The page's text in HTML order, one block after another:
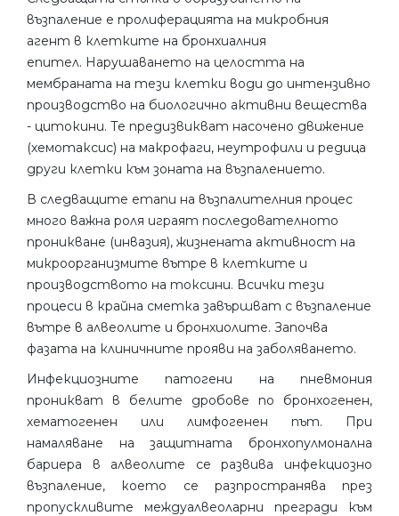
възпаление е пролиферацията на микробния
агент в клетките на бронхиалния
епител. Нарушаването на целостта на
мембраната на тези клетки води до интензивно
производство на биологично активни вещества
- цитокини. Те предизвикват насочено движение
(хемотаксис) на макрофаги, неутрофили и редица
други клетки към зоната на възпалението.
В следващите етапи на възпалителния процес
много важна роля играят последователното
проникване (инвазия), жизнената активност на
микроорганизмите вътре в клетките и
производството на токсини. Всички тези
процеси в крайна сметка завършват с възпаление
вътре в алвеолите и бронхиолите. Започва
фазата на клиничните прояви на заболяването.
Инфекциозните патогени на пневмония
проникват в белите дробове по бронхогенен,
хематогенен или лимфогенен път. При
намаляване на защитната бронхопулмонална
бариера в алвеолите се развива инфекциозно
възпаление, което се разпространява през
пропускливите междуалвеоларни прегради към